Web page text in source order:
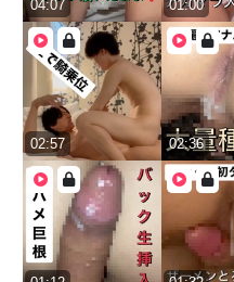
04:07 01:00
02:57 02:36